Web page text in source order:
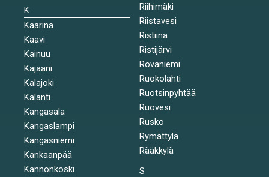
K
Kaarina
Kaavi
Kainuu
Kajaani
Kalajoki
Kalanti
Kangasala
Kangaslampi
Kangasniemi
Kankaanpää
Kannonkoski
Riihimäki
Riistavesi
Ristiina
Ristijärvi
Rovaniemi
Ruokolahti
Ruotsinpyhtää
Ruovesi
Rusko
Rymättylä
Rääkkylä
S